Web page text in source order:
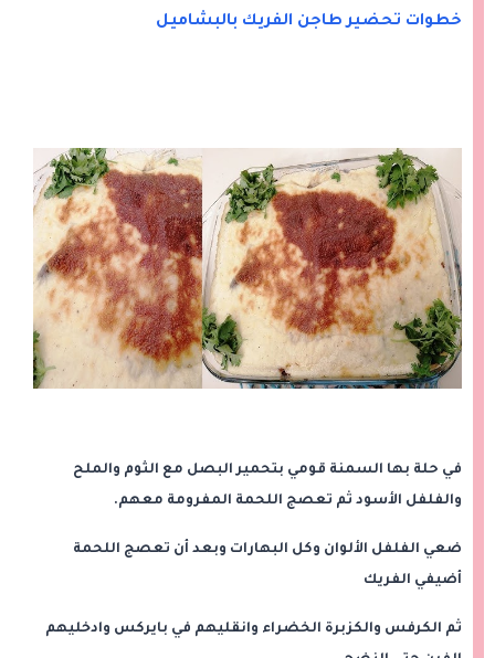
خطوات تحضير طاجن الفريك بالبشاميل
في حلة بها السمنة قومي بتحمير البصل مع الثوم والملح
والفلفل الأسود ثم تعصج اللحمة المفرومة معهم.
ضعي الفلفل الألوان وكل البهارات وبعد أن تعصج اللحمة
أضيفي الفريك
ثم الكرفس والكزبرة الخضراء وانقليهم في بايركس وادخليهم